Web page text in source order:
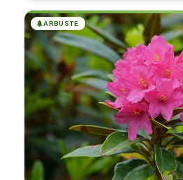
🌲ARBUSTE